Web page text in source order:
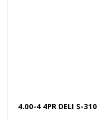
4.00-4 4PR DELI S-